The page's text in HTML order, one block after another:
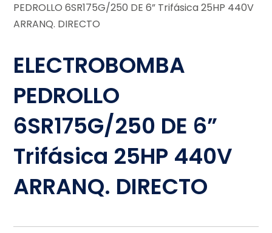
PEDROLLO 6SR175G/250 DE 6” Trifásica 25HP 440V
ARRANQ. DIRECTO
ELECTROBOMBA
PEDROLLO
6SR175G/250 DE 6”
Trifásica 25HP 440V
ARRANQ. DIRECTO